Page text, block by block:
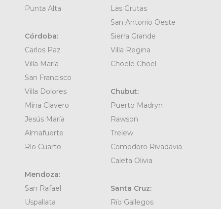
Punta Alta
Córdoba:
Carlos Paz
Villa María
San Francisco
Villa Dolores
Mina Clavero
Jesús María
Almafuerte
Río Cuarto
Mendoza:
San Rafael
Uspallata
Las Grutas
San Antonio Oeste
Sierra Grande
Villa Regina
Choele Choel
Chubut:
Puerto Madryn
Rawson
Trelew
Comodoro Rivadavia
Caleta Olivia
Santa Cruz:
Río Gallegos